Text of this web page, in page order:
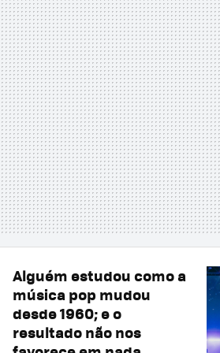
Alguém estudou como a
música pop mudou
desde 1960; e o
resultado não nos